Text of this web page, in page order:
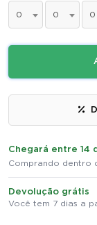
0 0 0
Chegará entre 14
Comprando dentro
Devolução grátis
Você tem 7 dias a